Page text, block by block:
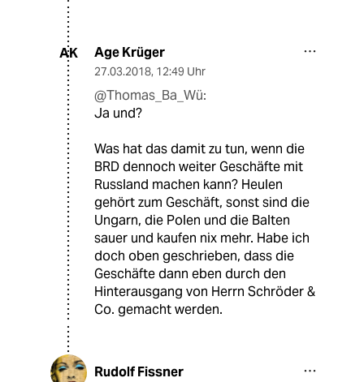
AK Age Krüger
27.03.2018, 12:49 Uhr
@Thomas_Ba_Wü:
Ja und?
Was hat das damit zu tun, wenn die
BRD dennoch weiter Geschäfte mit
Russland machen kann? Heulen
gehört zum Geschäft, sonst sind die
Ungarn, die Polen und die Balten
sauer und kaufen nix mehr. Habe ich
doch oben geschrieben, dass die
Geschäfte dann eben durch den
Hinterausgang von Herrn Schröder &
Co. gemacht werden.
Rudolf Fissner